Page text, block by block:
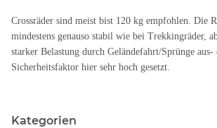
Crossräder sind meist bist 120 kg empfohlen. Die
mindestens genauso stabil wie bei Trekkingräder,
starker Belastung durch Geländefahrt/Sprünge aus-
Sicherheitsfaktor hier sehr hoch gesetzt.
Kategorien